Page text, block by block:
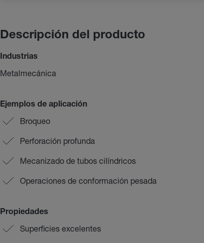
Descripción del producto
Industrias
Metalmecánica
Ejemplos de aplicación
Broqueo
Perforación profunda
Mecanizado de tubos cilíndricos
Operaciones de conformación pesada
Propiedades
Superficies excelentes